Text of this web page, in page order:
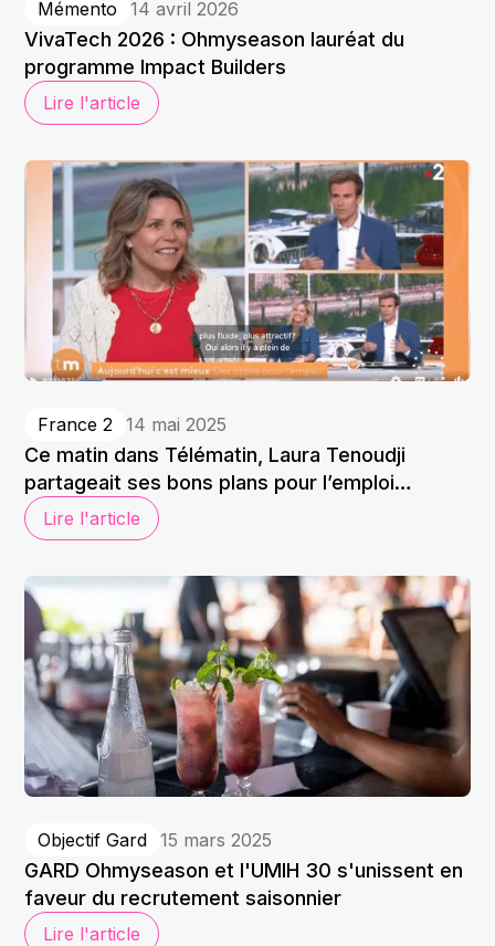
Mémento 14 avril 2026
VivaTech 2026 : Ohmyseason lauréat du
programme Impact Builders
Lire l'article
France 2 14 mai 2025
Ce matin dans Télématin, Laura Tenoudji
partageait ses bons plans pour l’emploi…
Lire l'article
Objectif Gard 15 mars 2025
GARD Ohmyseason et l'UMIH 30 s'unissent en
faveur du recrutement saisonnier
Lire l'article